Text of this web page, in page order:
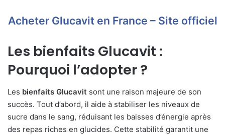
Acheter Glucavit en France – Site officiel
Les bienfaits Glucavit :
Pourquoi l’adopter ?
Les bienfaits Glucavit sont une raison majeure de son
succès. Tout d’abord, il aide à stabiliser les niveaux de
sucre dans le sang, réduisant les baisses d’énergie après
des repas riches en glucides. Cette stabilité garantit une